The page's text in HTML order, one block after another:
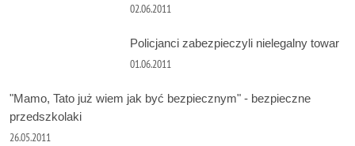
02.06.2011
Policjanci zabezpieczyli nielegalny towar
01.06.2011
"Mamo, Tato już wiem jak być bezpiecznym" - bezpieczne
przedszkolaki
26.05.2011